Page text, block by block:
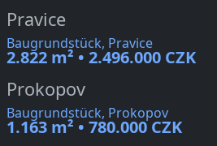
Pravice
Baugrundstück, Pravice
2.822 m² • 2.496.000 CZK
Prokopov
Baugrundstück, Prokopov
1.163 m² • 780.000 CZK